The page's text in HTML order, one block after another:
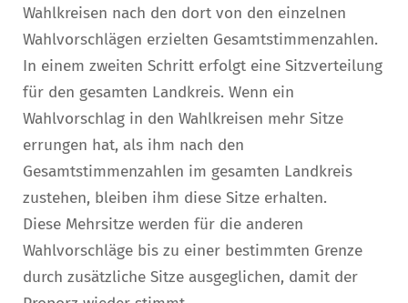
Wahlkreisen nach den dort von den einzelnen
Wahlvorschlägen erzielten Gesamtstimmenzahlen.
In einem zweiten Schritt erfolgt eine Sitzverteilung
für den gesamten Landkreis. Wenn ein
Wahlvorschlag in den Wahlkreisen mehr Sitze
errungen hat, als ihm nach den
Gesamtstimmenzahlen im gesamten Landkreis
zustehen, bleiben ihm diese Sitze erhalten.
Diese Mehrsitze werden für die anderen
Wahlvorschläge bis zu einer bestimmten Grenze
durch zusätzliche Sitze ausgeglichen, damit der